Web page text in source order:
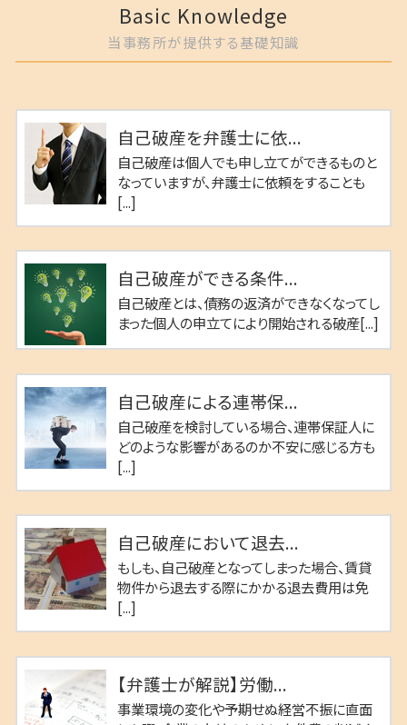
Basic Knowledge
当事務所が提供する基礎知識
自己破産を弁護士に依...
自己破産は個人でも申し立てができるものと
なっていますが、弁護士に依頼をすることも
[...]
自己破産ができる条件...
自己破産とは、債務の返済ができなくなってし
まった個人の申立てにより開始される破産[...]
自己破産による連帯保...
自己破産を検討している場合、連帯保証人に
どのような影響があるのか不安に感じる方も
[...]
自己破産において退去...
もしも、自己破産となってしまった場合、賃貸
物件から退去する際にかかる退去費用は免
[...]
【弁護士が解説】労働...
事業環境の変化や予期せぬ経営不振に直面